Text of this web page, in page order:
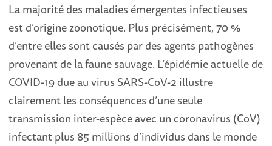
La majorité des maladies émergentes infectieuses
est d’origine zoonotique. Plus précisément, 70 %
d’entre elles sont causés par des agents pathogènes
provenant de la faune sauvage. L’épidémie actuelle de
COVID-19 due au virus SARS-CoV-2 illustre
clairement les conséquences d’une seule
transmission inter-espèce avec un coronavirus (CoV)
infectant plus 85 millions d’individus dans le monde